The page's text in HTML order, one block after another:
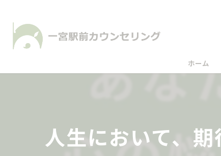
ホーム
人生において、期